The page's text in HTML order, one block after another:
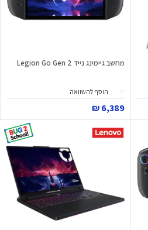
מחשב גיימינג נייד Legion Go Gen 2
הוסף להשוואה
6,389 ₪